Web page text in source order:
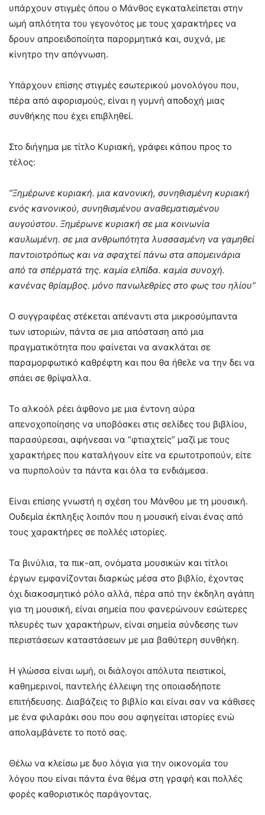
υπάρχουν στιγμές όπου ο Μάνθος εγκαταλείπεται στην
ωμή απλότητα του γεγονότος με τους χαρακτήρες να
δρουν απροειδοποίητα παρορμητικά και, συχνά, με
κίνητρο την απόγνωση.
Υπάρχουν επίσης στιγμές εσωτερικού μονολόγου που,
πέρα από αφορισμούς, είναι η γυμνή αποδοχή μιας
συνθήκης που έχει επιβληθεί.
Στο διήγημα με τίτλο Κυριακή, γράφει κάπου προς το
τέλος:
“Ξημέρωνε κυριακή. μια κανονική, συνηθισμέ­νη κυριακή
ενός κανονικού, συνηθισμένου αναθεμα­τισμένου
αυγούστου. Ξημέρωνε κυριακή σε μια κοι­νωνία
καυλωμένη. σε μια ανθρωπότητα λυσσασμέ­νη να γαμηθεί
παντοιοτρόπως και να σφαχτεί πάνω στα απομεινάρια
από τα σπέρματά της. καμία ελπί­δα. καμία συνοχή.
κανένας θρίαμβος. μόνο πανω­λεθρίες στο φως του ηλίου”
Ο συγγραφέας στέκεται απέναντι στα μικροσύμπαντα
των ιστοριών, πάντα σε μια απόσταση από μια
πραγματικότητα που φαίνεται να ανακλάται σε
παραμορφωτικό καθρέφτη και που θα ήθελε να την δει να
σπάει σε θρίψαλλα.
Το αλκοόλ ρέει άφθονο με μια έντονη αύρα
απενοχοποίησης να υποβόσκει στις σελίδες του βιβλίου,
παρασύρεσαι, αφήνεσαι να “φτιαχτείς” μαζί με τους
χαρακτήρες που καταλήγουν είτε να ερωτοτροπούν, είτε
να πυρπολούν τα πάντα και όλα τα ενδιάμεσα.
Είναι επίσης γνωστή η σχέση του Μάνθου με τη μουσική.
Ουδεμία έκπληξις λοιπόν που η μουσική είναι ένας από
τους χαρακτήρες σε πολλές ιστορίες.
Τα βινύλια, τα πικ-απ, ονόματα μουσικών και τίτλοι
έργων εμφανίζονται διαρκώς μέσα στο βιβλίο, έχοντας
όχι διακοσμητικό ρόλο αλλά, πέρα από την έκδηλη αγάπη
για τη μουσική, είναι σημεία που φανερώνουν εσώτερες
πλευρές των χαρακτήρων, είναι σημεία σύνδεσης των
περιστάσεων καταστάσεων με μια βαθύτερη συνθήκη.
Η γλώσσα είναι ωμή, οι διάλογοι απόλυτα πειστικοί,
καθημερινοί, παντελής έλλειψη της οποιασδήποτε
επιτήδευσης. Διαβάζεις το βιβλίο και είναι σαν να κάθισες
με ένα φιλαράκι σου που σου αφηγείται ιστορίες ενώ
απολαμβάνετε το ποτό σας.
Θέλω να κλείσω με δυο λόγια για την οικονομία του
λόγου που είναι πάντα ένα θέμα στη γραφή και πολλές
φορές καθοριστικός παράγοντας.